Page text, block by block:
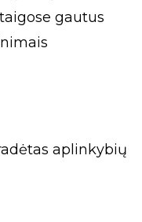
gautus
aplinkybių